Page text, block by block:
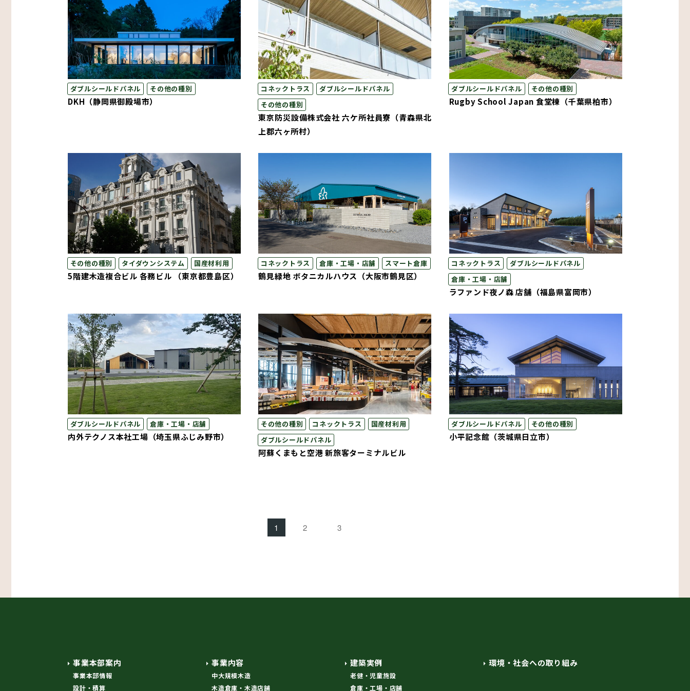
ダブルシールドパネル その他の種別
DKH（静岡県御殿場市）
コネックトラス
ダブルシールドパネル
その他の種別
東京防災設備株式会社 六ケ所社員寮（青森県北
上郡六ヶ所村）
ダブルシールドパネル その他の種別
Rugby School Japan 食堂棟（千葉県柏市）
その他の種別 タイダウンシステム 国産材利用
5階建木造複合ビル 各務ビル （東京都豊島区）
コネックトラス 倉庫・工場・店舗 スマート倉庫
鶴見緑地 ボタニカルハウス（大阪市鶴見区）
コネックトラス
ダブルシールドパネル
倉庫・工場・店舗
ラファンド夜ノ森 店舗（福島県富岡市）
ダブルシールドパネル 倉庫・工場・店舗
内外テクノス本社工場（埼玉県ふじみ野市）
その他の種別 コネックトラス
国産材利用
ダブルシールドパネル
阿蘇くまもと空港 新旅客ターミナルビル
ダブルシールドパネル その他の種別
小平記念館（茨城県日立市）
1 2 3
事業本部案内
事業本部情報
設計・積算
事業内容
中大規模木造
木造倉庫・木造店舗
建築実例
老健・児童施設
倉庫・工場・店舗
環境・社会への取り組み